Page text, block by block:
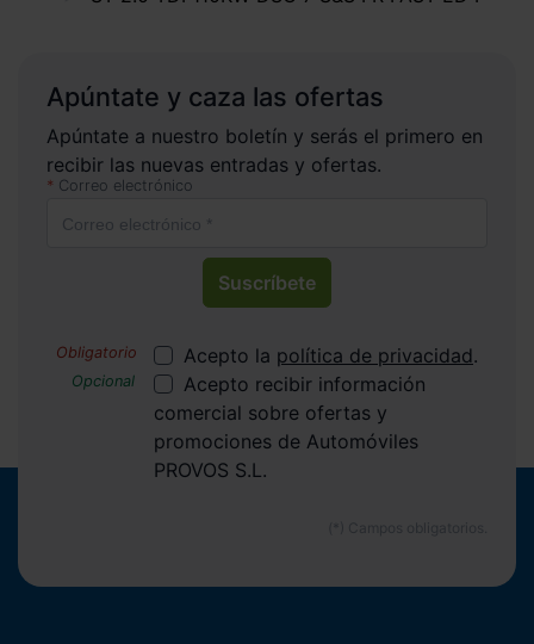
Apúntate y caza las ofertas
Apúntate a nuestro boletín y serás el primero en
recibir las nuevas entradas y ofertas.
Correo electrónico
Suscríbete
Acepto la política de privacidad.
Acepto recibir información
comercial sobre ofertas y
promociones de Automóviles
PROVOS S.L.